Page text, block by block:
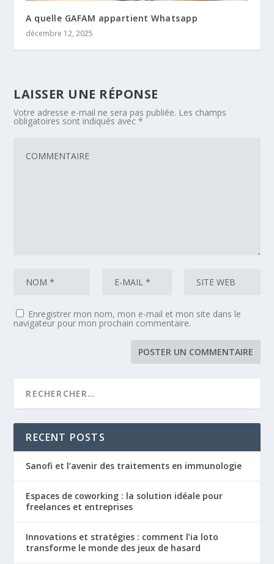
A quelle GAFAM appartient Whatsapp
décembre 12, 2025
LAISSER UNE RÉPONSE
Votre adresse e-mail ne sera pas publiée. Les champs
obligatoires sont indiqués avec*
Enregistrer mon nom, mon e-mail et mon site dans le
navigateur pour mon prochain commentaire.
RECENT POSTS
Sanofi et l’avenir des traitements en immunologie
Espaces de coworking : la solution idéale pour
freelances et entreprises
Innovations et stratégies : comment l’ia loto
transforme le monde des jeux de hasard